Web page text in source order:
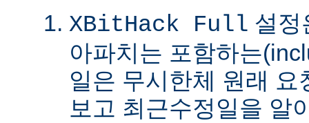
XBitHack Full 설정
아파치는 포함하는
일은 무시한체 원래
보고 최근수정일을 알